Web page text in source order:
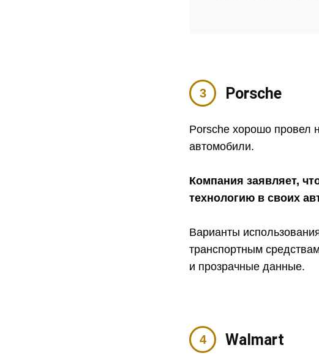
Porsche
Porsche хорошо провел
автомобили.
Компания заявляет,
технологию в своих
Варианты
транспортным
и прозрачные данные.
Walmart